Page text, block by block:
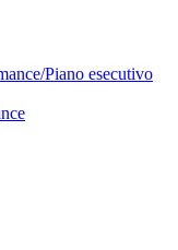
Piano esecutivo